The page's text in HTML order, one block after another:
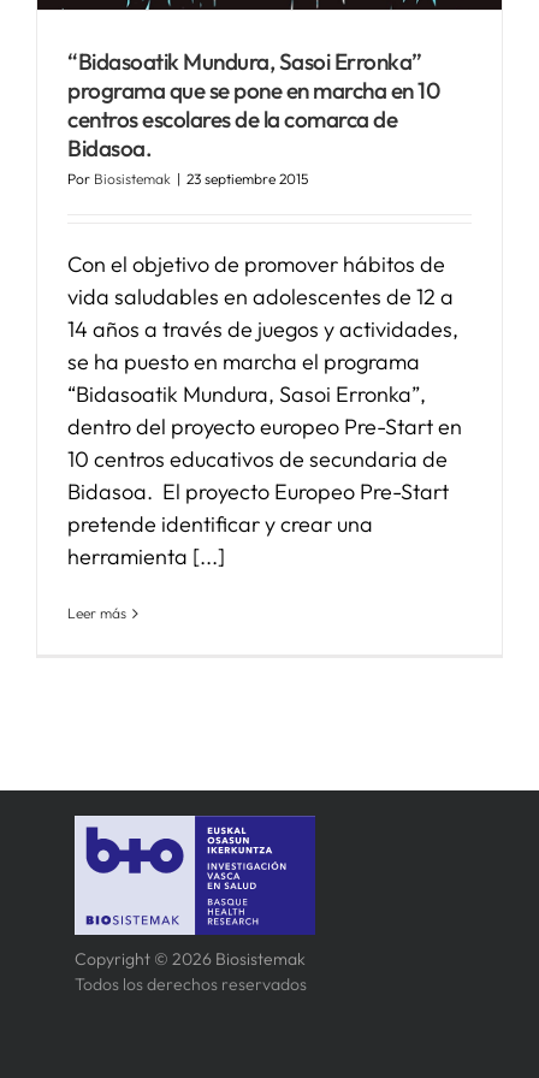
SERVICIOS
APOYO I+D+I
“Bidasoatik Mundura, Sasoi Erronka”
programa que se pone en marcha en 10
centros escolares de la comarca de
Bidasoa.
Por Biosistemak | 23 septiembre 2015
Con el objetivo de promover hábitos de
vida saludables en adolescentes de 12 a
14 años a través de juegos y actividades,
se ha puesto en marcha el programa
“Bidasoatik Mundura, Sasoi Erronka”,
dentro del proyecto europeo Pre-Start en
10 centros educativos de secundaria de
Bidasoa. El proyecto Europeo Pre-Start
pretende identificar y crear una
herramienta [...]
Leer más
Copyright © 2026 Biosistemak
Todos los derechos reservados